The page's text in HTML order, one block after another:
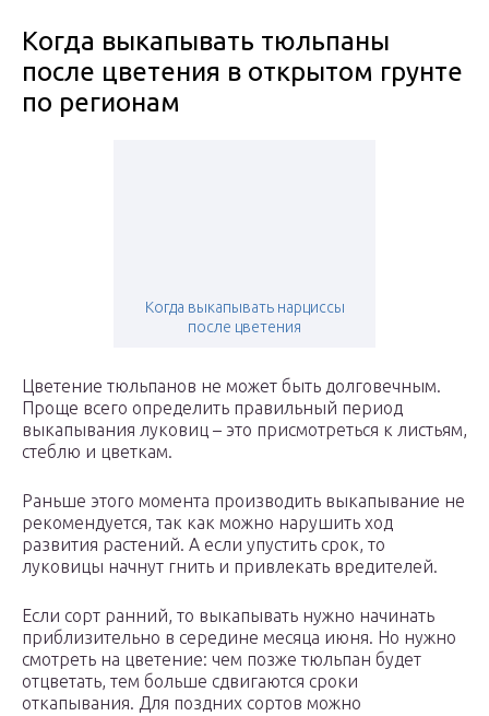
Когда выкапывать тюльпаны
после цветения в открытом грунте
по регионам
Когда выкапывать нарциссы
после цветения
Цветение тюльпанов не может быть долговечным.
Проще всего определить правильный период
выкапывания луковиц – это присмотреться к листьям,
стеблю и цветкам.
Раньше этого момента производить выкапывание не
рекомендуется, так как можно нарушить ход
развития растений. А если упустить срок, то
луковицы начнут гнить и привлекать вредителей.
Если сорт ранний, то выкапывать нужно начинать
приблизительно в середине месяца июня. Но нужно
смотреть на цветение: чем позже тюльпан будет
отцветать, тем больше сдвигаются сроки
откапывания. Для поздних сортов можно